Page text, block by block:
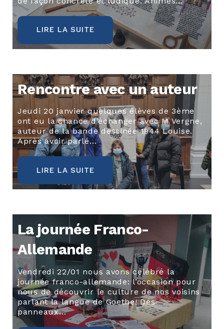
LIRE LA SUITE
Rencontre avec un auteur
Jeudi 20 janvier quelques élèves de 3ème
ont eu la chance d’échanger avec M Vergne,
auteur de la bande dessinée 1944 Louise.
Après avoir parlé…
LIRE LA SUITE
La journée Franco-
Allemande
Vendredi 22/01 nous avons célébré la
journée franco-allemande: l’occasion pour
nous de découvrir le culture de nos voisins
parlant la langue de Goethe! Des
panneaux…